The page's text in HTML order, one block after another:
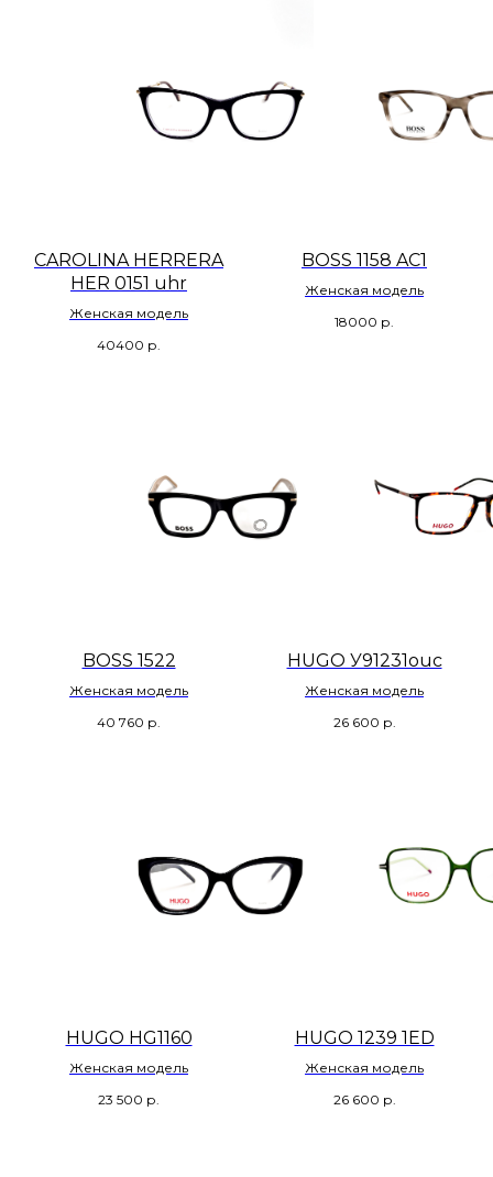
CAROLINA HERRERA
HER 0151 uhr
Женская модель
40400 р.
BOSS 1158 AC1
Женская модель
18000 р.
BOSS 1522
Женская модель
40 760 р.
HUGO У91231ouc
Женская модель
26 600 р.
HUGO HG1160
Женская модель
23 500 р.
HUGO 1239 1ED
Женская модель
26 600 р.